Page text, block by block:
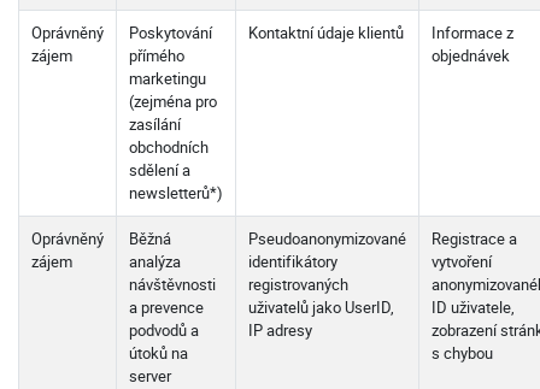
Oprávněný
zájem
Poskytování
přímého
marketingu
(zejména pro
zasílání
obchodních
sdělení a
newsletterů*)
Kontaktní údaje klientů
Informace z
objednávek
Oprávněný
zájem
Běžná
analýza
návštěvnosti
a prevence
podvodů a
útoků na
server
Pseudoanonymizované
identifikátory
registrovaných
uživatelů jako UserID,
IP adresy
Registrace a
vytvoření
ID uživatele,
zobrazení
s chybou